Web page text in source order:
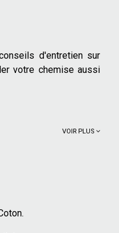
d'entretien sur
votre chemise aussi
VOIR PLUS